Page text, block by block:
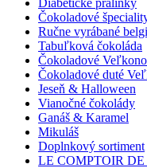
Diabetické pralinky
Čokoladové
Ručne vyrábané
Tabuľková čokoláda
Čokoladové
Čokoladové duté
Jeseň & Halloween
Vianočné čokolády
Ganáš & Karamel
Mikuláš
Doplnkový sortiment
LE COMPTOIR